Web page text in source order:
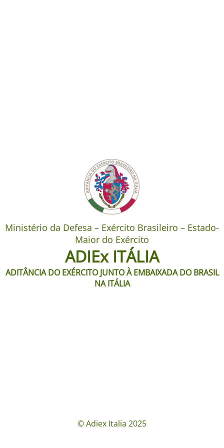
Ministério da Defesa – Exército Brasileiro – Estado-
Maior do Exército
ADIEx ITÁLIA
ADITÂNCIA DO EXÉRCITO JUNTO À EMBAIXADA DO BRASIL
NA ITÁLIA
© Adiex Italia 2025